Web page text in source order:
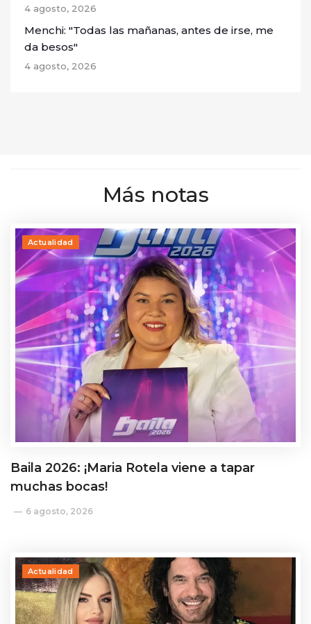
4 agosto, 2026
Menchi: "Todas las mañanas, antes de irse, me
da besos"
4 agosto, 2026
Más notas
Actualidad
Baila 2026: ¡Maria Rotela viene a tapar
muchas bocas!
6 agosto, 2026
Actualidad